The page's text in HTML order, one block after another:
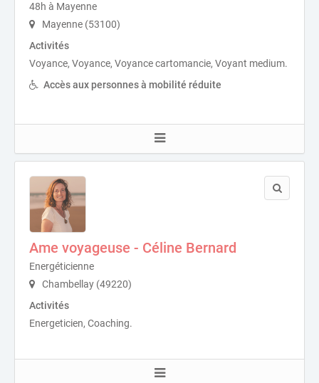
48h à Mayenne
Mayenne (53100)
Activités
Voyance, Voyance, Voyance cartomancie, Voyant medium.
Accès aux personnes à mobilité réduite
Ame voyageuse - Céline Bernard
Energéticienne
Chambellay (49220)
Activités
Energeticien, Coaching.